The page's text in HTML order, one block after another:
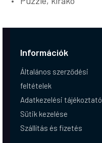
Információk
Általános szerződési
feltételek
Adatkezelési tájékoztató
Sütik kezelése
Szállítás és fizetés